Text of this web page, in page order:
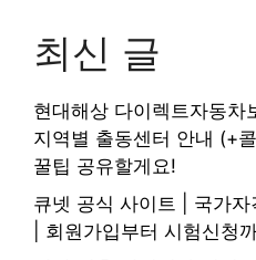
최신 글
현대해상 다이렉트자동차
지역별 출동센터 안내 (+
꿀팁 공유할게요!
큐넷 공식 사이트 | 국가
| 회원가입부터 시험신청